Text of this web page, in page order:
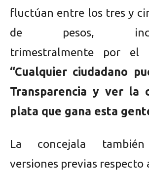
fluctúan entre los tres y
de pesos,
trimestralmente por el
“Cualquier ciudadano
Transparencia y ver la
plata que gana esta
La concejala
versiones previas respecto